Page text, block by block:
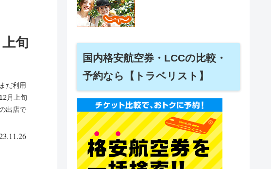
旬
だ利用
月上旬
出店で
国内格安航空券・LCCの比較・
予約なら【トラベリスト】